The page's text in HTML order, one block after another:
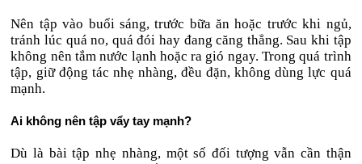
Nên tập vào buổi sáng, trước bữa ăn hoặc trước khi ngủ,
tránh lúc quá no, quá đói hay đang căng thẳng. Sau khi tập
không nên tắm nước lạnh hoặc ra gió ngay. Trong quá trình
tập, giữ động tác nhẹ nhàng, đều đặn, không dùng lực quá
mạnh.
Ai không nên tập vẩy tay mạnh?
Dù là bài tập nhẹ nhàng, một số đối tượng vẫn cần thận